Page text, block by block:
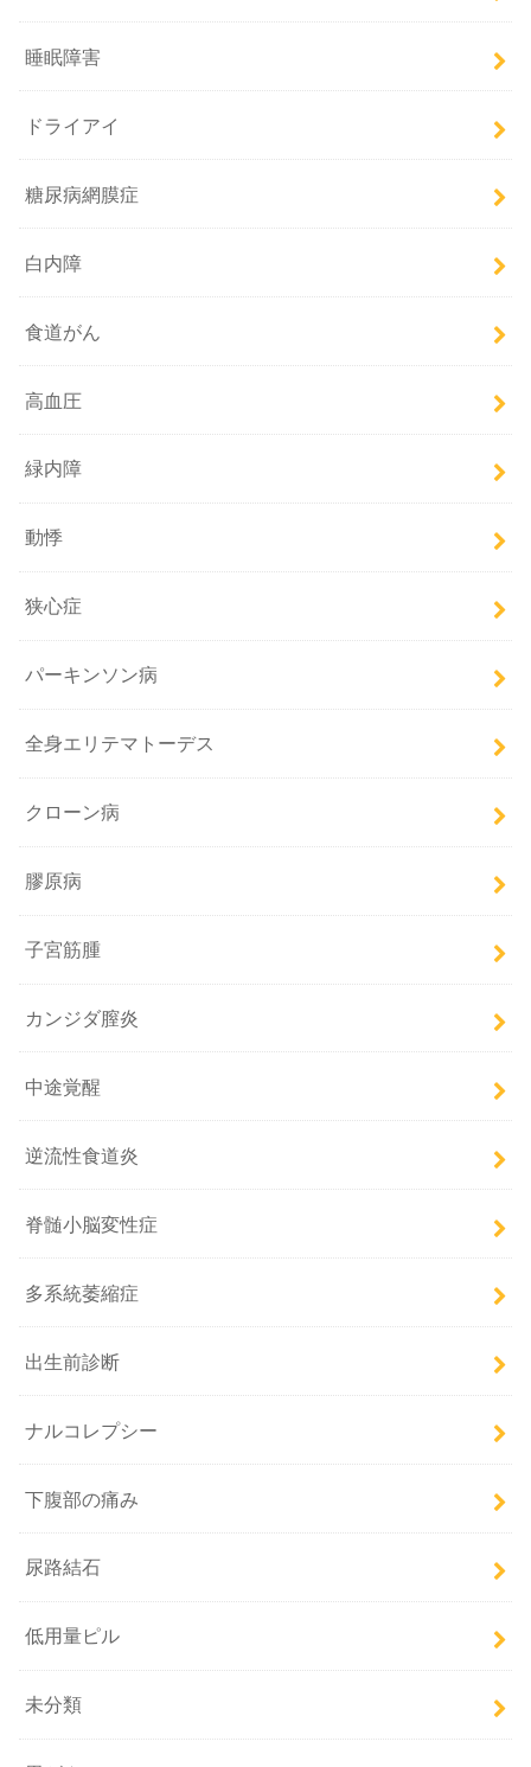
睡眠障害
ドライアイ
糖尿病網膜症
白内障
食道がん
高血圧
緑内障
動悸
狭心症
パーキンソン病
全身エリテマトーデス
クローン病
膠原病
子宮筋腫
カンジダ膣炎
中途覚醒
逆流性食道炎
脊髄小脳変性症
多系統萎縮症
出生前診断
ナルコレプシー
下腹部の痛み
尿路結石
低用量ピル
未分類